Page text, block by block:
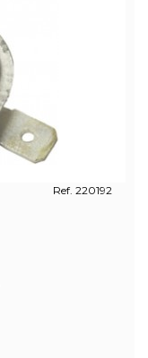
Ref. 220192